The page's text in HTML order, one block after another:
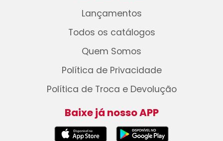
Lançamentos
Todos os catálogos
Quem Somos
Política de Privacidade
Política de Troca e Devolução
Baixe já nosso APP